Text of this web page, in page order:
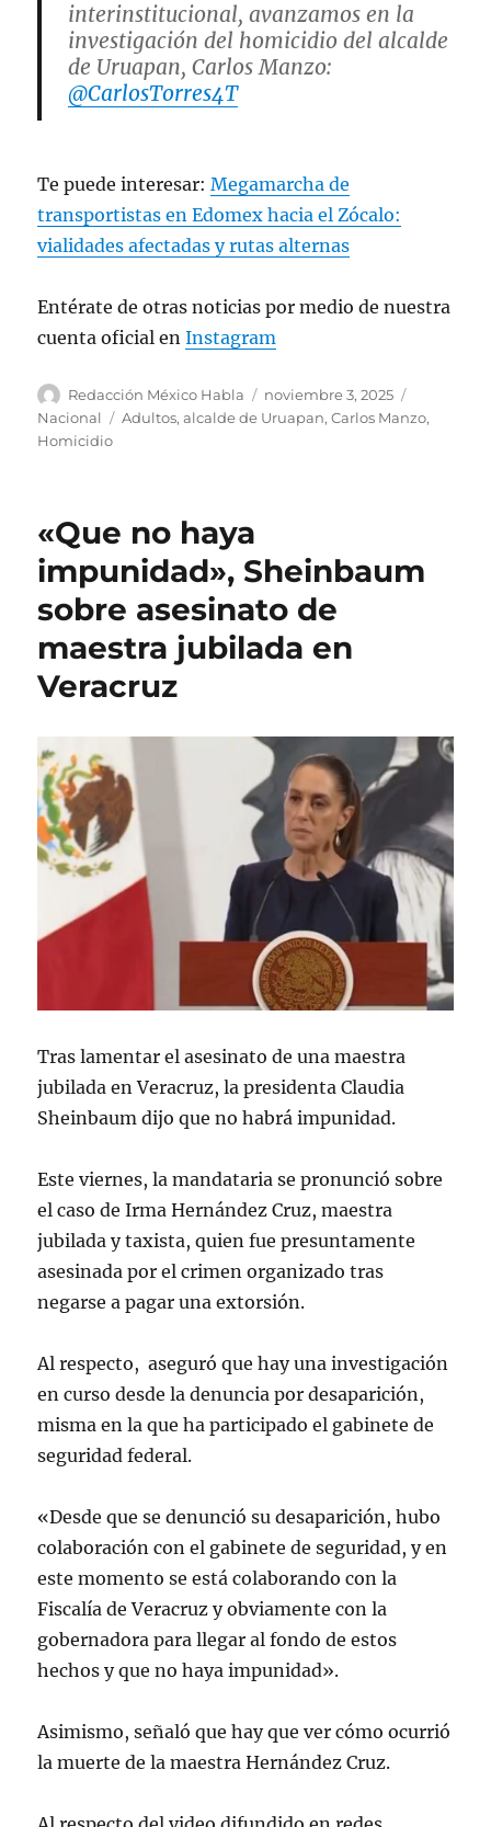
interinstitucional, avanzamos en la
investigación del homicidio del alcalde
de Uruapan, Carlos Manzo:
@CarlosTorres4T
pic.twitter.com/4xokiF9p2D
— Fiscalía General de Michoacán
(@FiscaliaMich)November 3, 2025
Te puede interesar:Megamarcha de
transportistas en Edomex hacia el Zócalo:
vialidades afectadas y rutas alternas
Entérate de otras noticias por medio de nuestra
cuenta oficial enInstagram
A
u
t
Redacción México Habla
P
u
d
o
e
l
noviembre 3, 2025
a
a
Nacional
E
a
s
Adultos,alcalde de Uruapan,Carlos Manzo,
Homicidio
«Que no haya
impunidad», Sheinbaum
sobre asesinato de
maestra jubilada en
Veracruz
Tras lamentar el asesinato de una maestra
jubilada en Veracruz, la presidenta Claudia
Sheinbaum dijo que no habrá impunidad.
Este viernes, la mandataria se pronunció sobre
el caso de Irma Hernández Cruz, maestra
jubilada y taxista, quien fue presuntamente
asesinada por el crimen organizado tras
negarse a pagar una extorsión.
Al respecto, aseguró que hay una investigación
en curso desde la denuncia por desaparición,
misma en la que ha participado el gabinete de
seguridad federal.
«Desde que se denunció su desaparición, hubo
colaboración con el gabinete de seguridad, y en
este momento se está colaborando con la
Fiscalía de Veracruz y obviamente con la
gobernadora para llegar al fondo de estos
hechos y que no haya impunidad».
Asimismo, señaló que hay que ver cómo ocurrió
la muerte de la maestra Hernández Cruz.